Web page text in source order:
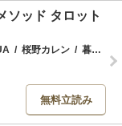
ソッド タロット
/ 桜野カレン / 暮れの酉
無料立読み